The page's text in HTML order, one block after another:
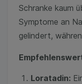
Schranke kaum
Symptome an
gelindert,
Loratadin: